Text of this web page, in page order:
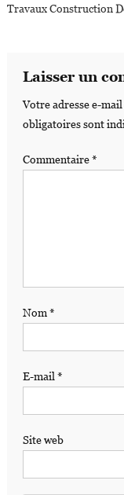
Travaux Construction
Laisser un
Votre adresse e-
obligatoires sont
Commentaire*
Nom*
E-mail *
Site web